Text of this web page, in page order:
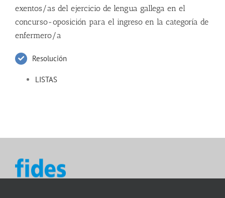
exentos/as del ejercicio de lengua gallega en el
concurso-oposición para el ingreso en la categoría de
enfermero/a
Resolución
LISTAS